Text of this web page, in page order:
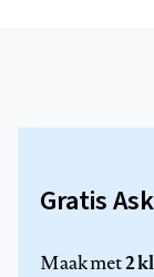
Gratis
Maak met2